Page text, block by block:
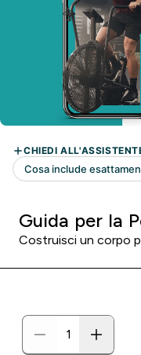
Guida per la
Costruisci un corpo